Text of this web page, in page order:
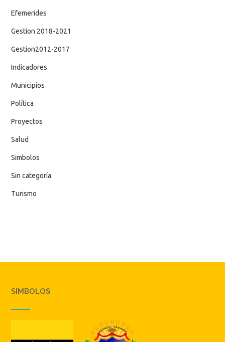
Efemerides
Gestion 2018-2021
Gestion2012-2017
Indicadores
Municipios
Política
Proyectos
Salud
Simbolos
Sin categoría
Turismo
SIMBOLOS